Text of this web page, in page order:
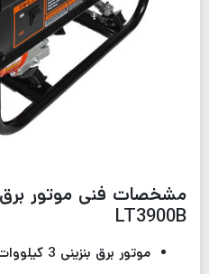
LT3900B
موتور برق بنزینی 3 کیلووات ایمر